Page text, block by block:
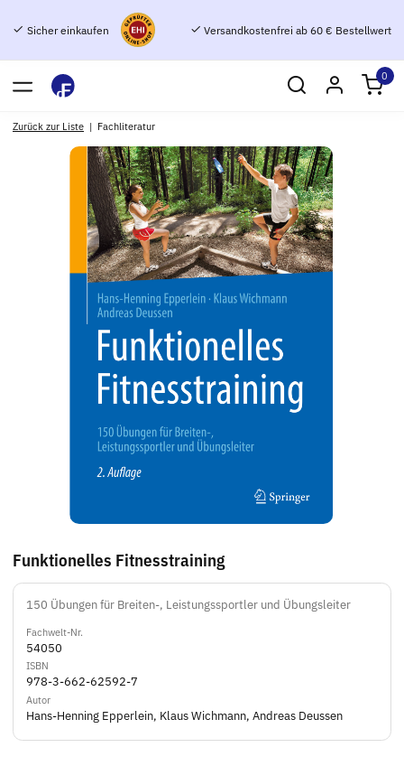
Sicher einkaufen Versandkostenfrei ab 60 € Bestellwert
0
Zurück zur Liste Fachliteratur
Funktionelles Fitnesstraining
150 Übungen für Breiten-, Leistungssportler und Übungsleiter
Fachwelt-Nr.
54050
ISBN
978-3-662-62592-7
Autor
Hans-Henning Epperlein, Klaus Wichmann, Andreas Deussen